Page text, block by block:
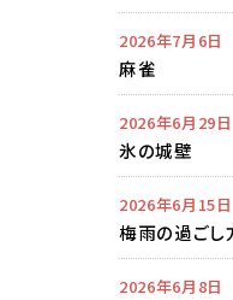
2026年7月6日
麻雀
2026年6月29日
氷の城壁
2026年6月15日
梅雨の過ごし
2026年6月8日